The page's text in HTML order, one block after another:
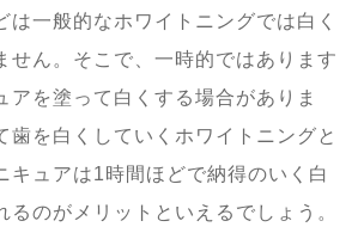
は一般的なホワイトニングでは白く
せん。そこで、一時的ではあります
アを塗って白くする場合がありま
歯を白くしていくホワイトニングと
キュアは1時間ほどで納得のいく白
るのがメリットといえるでしょう。